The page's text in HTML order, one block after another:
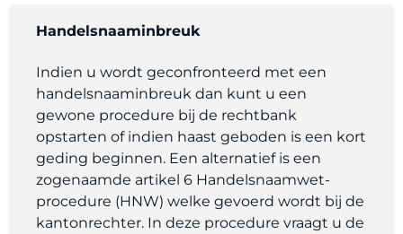
Handelsnaaminbreuk
Indien u wordt geconfronteerd met een
handelsnaaminbreuk dan kunt u een
gewone procedure bij de rechtbank
opstarten of indien haast geboden is een kort
geding beginnen. Een alternatief is een
zogenaamde artikel 6 Handelsnaamwet-
procedure (HNW) welke gevoerd wordt bij de
kantonrechter. In deze procedure vraagt u de